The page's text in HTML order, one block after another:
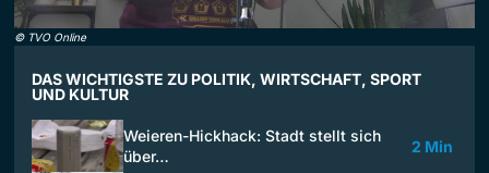
© TVO Online
DAS WICHTIGSTE ZU POLITIK, WIRTSCHAFT, SPORT
UND KULTUR
Weieren-Hickhack: Stadt stellt sich
über…
2 Min